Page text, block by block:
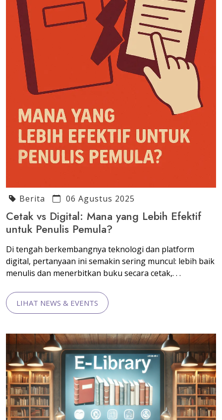
Berita 06 Agustus 2025
Cetak vs Digital: Mana yang Lebih Efektif
untuk Penulis Pemula?
Di tengah berkembangnya teknologi dan platform
digital, pertanyaan ini semakin sering muncul: lebih baik
menulis dan menerbitkan buku secara cetak,. . .
LIHAT NEWS & EVENTS